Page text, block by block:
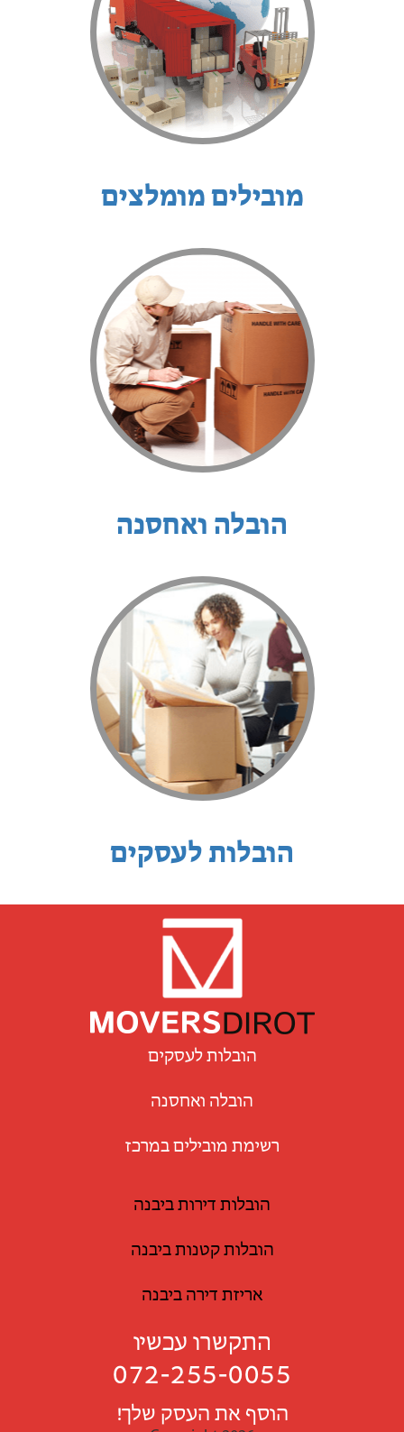
מובילים מומלצים
הובלה ואחסנה
הובלות לעסקים
הובלות לעסקים
הובלה ואחסנה
רשימת מובילים במרכז
הובלות דירות ביבנה
הובלות קטנות ביבנה
אריזת דירה ביבנה
התקשרו עכשיו
072-255-0055
הוסף את העסק שלך!